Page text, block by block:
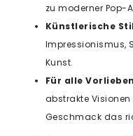
zu moderner Pop-
Künstlerische
Impressionismus,
Kunst.
Für alle
abstrakte
Geschmack das